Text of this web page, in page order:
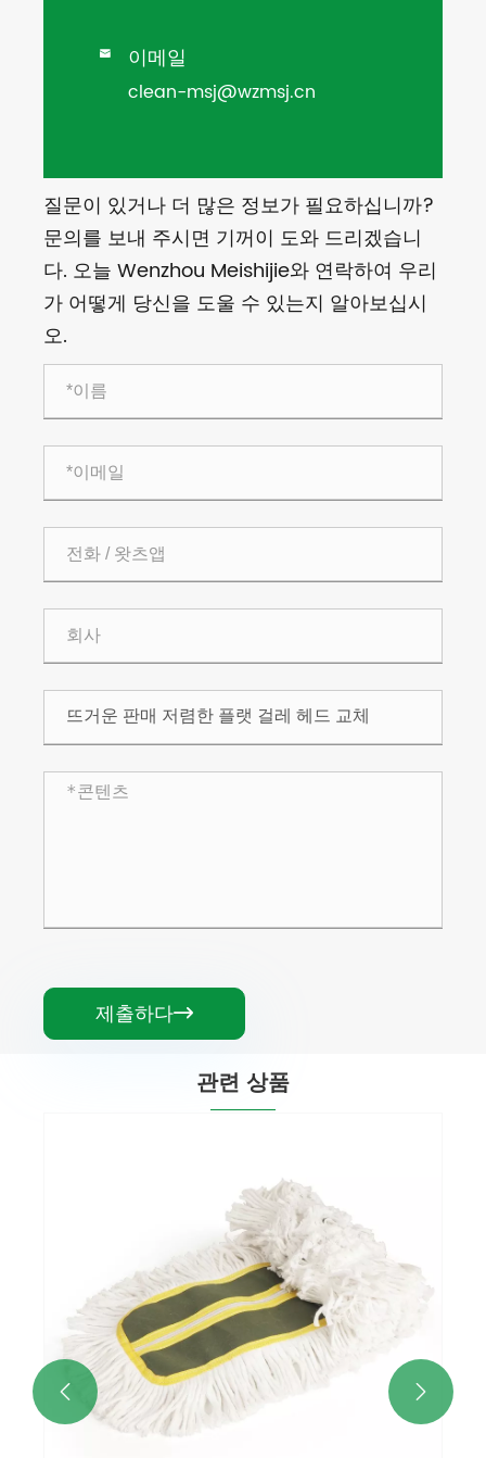
 이메일
clean-msj@wzmsj.cn
질문이 있거나 더 많은 정보가 필요하십니까?
문의를 보내 주시면 기꺼이 도와 드리겠습니
다. 오늘 Wenzhou Meishijie와 연락하여 우리
가 어떻게 당신을 도울 수 있는지 알아보십시
오.
제출하다
관련 상품
상업용 블루 플랫 더스트 걸레 헤드
 